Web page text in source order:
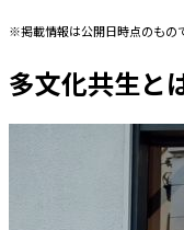
※掲載情報は公開日時点のもの
多文化共生と